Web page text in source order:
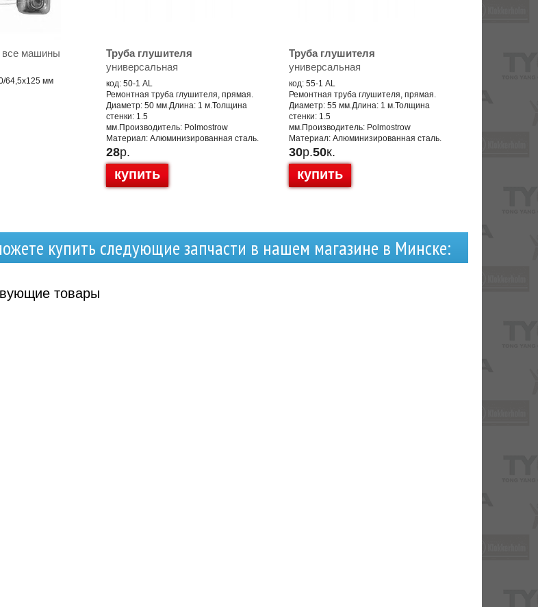
все машины
64,5x125 мм
Труба глушителя
универсальная
код: 50-1 AL
Ремонтная труба глушителя, прямая.
Диаметр: 50 мм.Длина: 1 м.Толщина
стенки: 1.5
мм.Производитель: Polmostrow
Материал: Алюминизированная сталь.
28р.
купить
Труба глушителя
универсальная
код: 55-1 AL
Ремонтная труба глушителя, прямая.
Диаметр: 55 мм.Длина: 1 м.Толщина
стенки: 1.5
мм.Производитель: Polmostrow
Материал: Алюминизированная сталь.
30р.50к.
купить
купить следующие запчасти в нашем магазине в Минске:
товары